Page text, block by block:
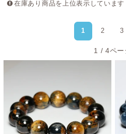
限りお求めやすく
ピーターサイトは上記で説明し
ガーアイよりも高額取引されて
ォニックでは高品質でありなが
提供しています。
たことが無い方にもおすすめです
自然界の神秘をぜひご堪能くださ
在庫あり商品を上位表示しています
1 2 3
1 / 4ペー